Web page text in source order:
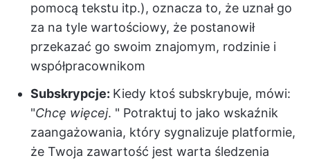
pomocą tekstu itp.), oznacza to, że uznał go
za na tyle wartościowy, że postanowił
przekazać go swoim znajomym, rodzinie i
współpracownikom
Subskrypcje: Kiedy ktoś subskrybuje, mówi:
"Chcę więcej. " Potraktuj to jako wskaźnik
zaangażowania, który sygnalizuje platformie,
że Twoja zawartość jest warta śledzenia